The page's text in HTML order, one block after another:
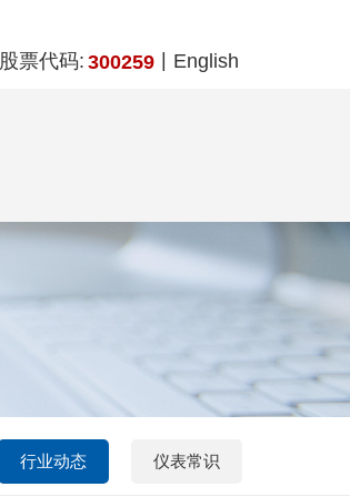
股票代码: 300259 English
行业动态 仪表常识